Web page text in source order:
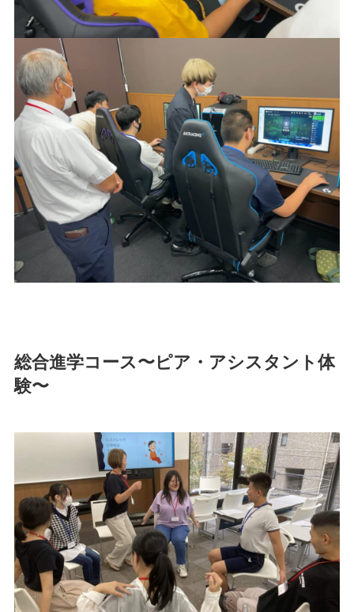
総合進学コース〜ピア・アシスタント体
験〜